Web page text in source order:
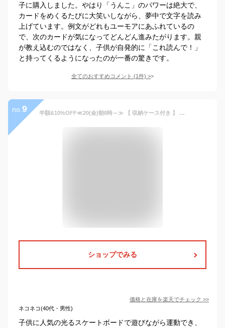
子に購入しました。やはり「うんこ」のパワーは絶大で、
カードをめくるたびに大笑いしながら、夢中で文字を読み
上げています。​例文がどれもユーモアにあふれているの
で、次のカードが気になってどんどん進みたがります。親
が教え込むのではなく、子供が自発的に「これ読んで！」
と持ってくるようになったのが一番の驚きです。
全てのおすすめコメント (1件) >
no. 9 半額&10%OFF≪20(金)朝8時～≫ 【 収納ケース付き 】 エスボード 子供用 子供 スケボー キッズ 大人 スケートボード ボード 小学生 男子 女子 ギフト 孫 子ども 誕生日 光る タイヤ プレゼント 男の子 女の子 光る タイヤ 収納ケース ブレードボード おもちゃ 玩具
ショップでみる
価格と在庫を楽天でチェック >>
ネコネコ(40代・男性)
子供に人気の光るスケートボードで遊びながら運動でき、